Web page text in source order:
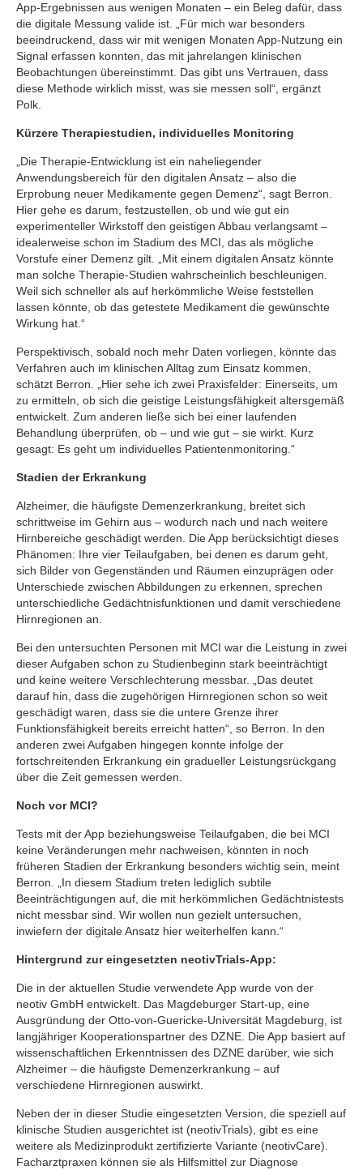
App-Ergebnissen aus wenigen Monaten – ein Beleg dafür, dass
die digitale Messung valide ist. „Für mich war besonders
beeindruckend, dass wir mit wenigen Monaten App-Nutzung ein
Signal erfassen konnten, das mit jahrelangen klinischen
Beobachtungen übereinstimmt. Das gibt uns Vertrauen, dass
diese Methode wirklich misst, was sie messen soll“, ergänzt
Polk.
Kürzere Therapiestudien, individuelles Monitoring
„Die Therapie-Entwicklung ist ein naheliegender
Anwendungsbereich für den digitalen Ansatz – also die
Erprobung neuer Medikamente gegen Demenz“, sagt Berron.
Hier gehe es darum, festzustellen, ob und wie gut ein
experimenteller Wirkstoff den geistigen Abbau verlangsamt –
idealerweise schon im Stadium des MCI, das als mögliche
Vorstufe einer Demenz gilt. „Mit einem digitalen Ansatz könnte
man solche Therapie-Studien wahrscheinlich beschleunigen.
Weil sich schneller als auf herkömmliche Weise feststellen
lassen könnte, ob das getestete Medikament die gewünschte
Wirkung hat.“
Perspektivisch, sobald noch mehr Daten vorliegen, könnte das
Verfahren auch im klinischen Alltag zum Einsatz kommen,
schätzt Berron. „Hier sehe ich zwei Praxisfelder: Einerseits, um
zu ermitteln, ob sich die geistige Leistungsfähigkeit altersgemäß
entwickelt. Zum anderen ließe sich bei einer laufenden
Behandlung überprüfen, ob – und wie gut – sie wirkt. Kurz
gesagt: Es geht um individuelles Patientenmonitoring.“
Stadien der Erkrankung
Alzheimer, die häufigste Demenzerkrankung, breitet sich
schrittweise im Gehirn aus – wodurch nach und nach weitere
Hirnbereiche geschädigt werden. Die App berücksichtigt dieses
Phänomen: Ihre vier Teilaufgaben, bei denen es darum geht,
sich Bilder von Gegenständen und Räumen einzuprägen oder
Unterschiede zwischen Abbildungen zu erkennen, sprechen
unterschiedliche Gedächtnisfunktionen und damit verschiedene
Hirnregionen an.
Bei den untersuchten Personen mit MCI war die Leistung in zwei
dieser Aufgaben schon zu Studienbeginn stark beeinträchtigt
und keine weitere Verschlechterung messbar. „Das deutet
darauf hin, dass die zugehörigen Hirnregionen schon so weit
geschädigt waren, dass sie die untere Grenze ihrer
Funktionsfähigkeit bereits erreicht hatten“, so Berron. In den
anderen zwei Aufgaben hingegen konnte infolge der
fortschreitenden Erkrankung ein gradueller Leistungsrückgang
über die Zeit gemessen werden.
Noch vor MCI?
Tests mit der App beziehungsweise Teilaufgaben, die bei MCI
keine Veränderungen mehr nachweisen, könnten in noch
früheren Stadien der Erkrankung besonders wichtig sein, meint
Berron. „In diesem Stadium treten lediglich subtile
Beeinträchtigungen auf, die mit herkömmlichen Gedächtnistests
nicht messbar sind. Wir wollen nun gezielt untersuchen,
inwiefern der digitale Ansatz hier weiterhelfen kann.“
Hintergrund zur eingesetzten neotivTrials-App:
Die in der aktuellen Studie verwendete App wurde von der
neotiv GmbH entwickelt. Das Magdeburger Start-up, eine
Ausgründung der Otto-von-Guericke-Universität Magdeburg, ist
langjähriger Kooperationspartner des DZNE. Die App basiert auf
wissenschaftlichen Erkenntnissen des DZNE darüber, wie sich
Alzheimer – die häufigste Demenzerkrankung – auf
verschiedene Hirnregionen auswirkt.
Neben der in dieser Studie eingesetzten Version, die speziell auf
klinische Studien ausgerichtet ist (neotivTrials), gibt es eine
weitere als Medizinprodukt zertifizierte Variante (neotivCare).
Facharztpraxen können sie als Hilfsmittel zur Diagnose